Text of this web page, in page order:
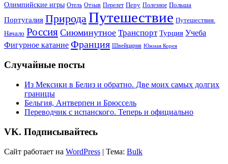
Олимпийские игры Отель Отзыв Перелет Перу Полезное Польша
Португалия Природа Путешествие Путешествия.
Начало Россия Сиюминутное Транспорт Турция Учеба
Фигурное катание Франция Швейцария Южная Корея
Случайные посты
Из Мексики в Белиз и обратно. Две моих самых долгих
границы
Бельгия, Антверпен и Брюссель
Переводчик с испанского. Теперь и официально
VK. Подписывайтесь
Сайт работает на WordPress | Тема: Bulk